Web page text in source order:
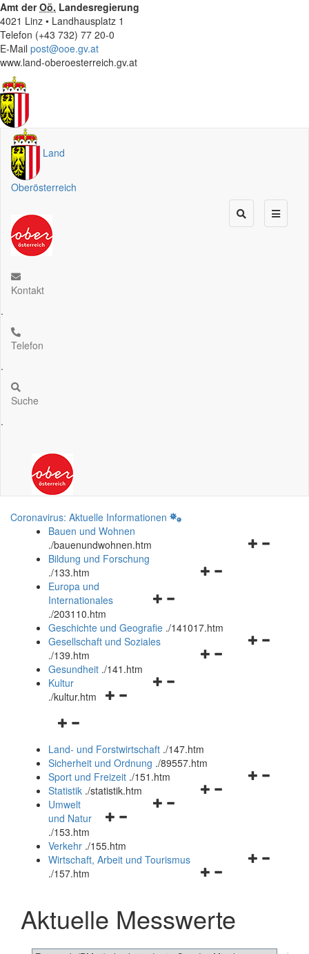
Amt derOö. Landesregierung
4021 Linz • Landhausplatz 1
Telefon (+43 732) 77 20-0
E-Mail post@ooe.gv.at
www.land-oberoesterreich.gv.at
Land
Oberösterreich
Kontakt
.
Telefon
.
Suche
.
Coronavirus: Aktuelle Informationen
Bauen und Wohnen
./bauenundwohnen.htm
Navigationsmenü
Bildung und Forschung
./133.htm
Navigationsmenü
und
schließen
Europa und
Internationales
./203110.htm
Geschichte und Geografie ./141017.htm
Navigationsmenü
Gesellschaft und Soziales
./139.htm
Navigationsmenü
Gesundheit ./141.htm
Navigationsmenü
Kultur
./kultur.htm
Navigationsmenü
und
schließen
Land- und Forstwirtschaft ./147.htm
Sicherheit und Ordnung ./89557.htm
Navigationsmenü
Sport und Freizeit ./151.htm
Navigationsmenü
Statistik ./statistik.htm
Navigationsmenü
und
schließen
Umwelt
und Natur
./153.htm
Verkehr ./155.htm
Navigationsmenü
schließen
Wirtschaft, Arbeit und Tourismus
./157.htm
Aktuelle Messwerte